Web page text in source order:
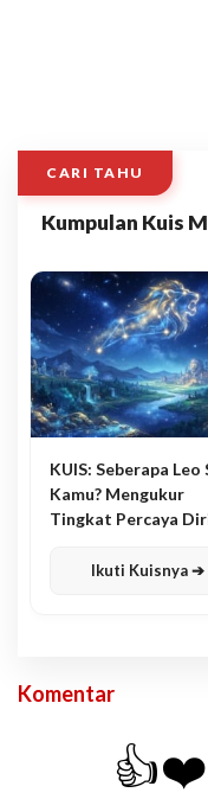
CARI TAHU
Kumpulan Kuis
KUIS: Seberapa Leo
Kamu? Mengukur
Tingkat Percaya
Ikuti Kuisnya ➔
Komentar
👍❤️